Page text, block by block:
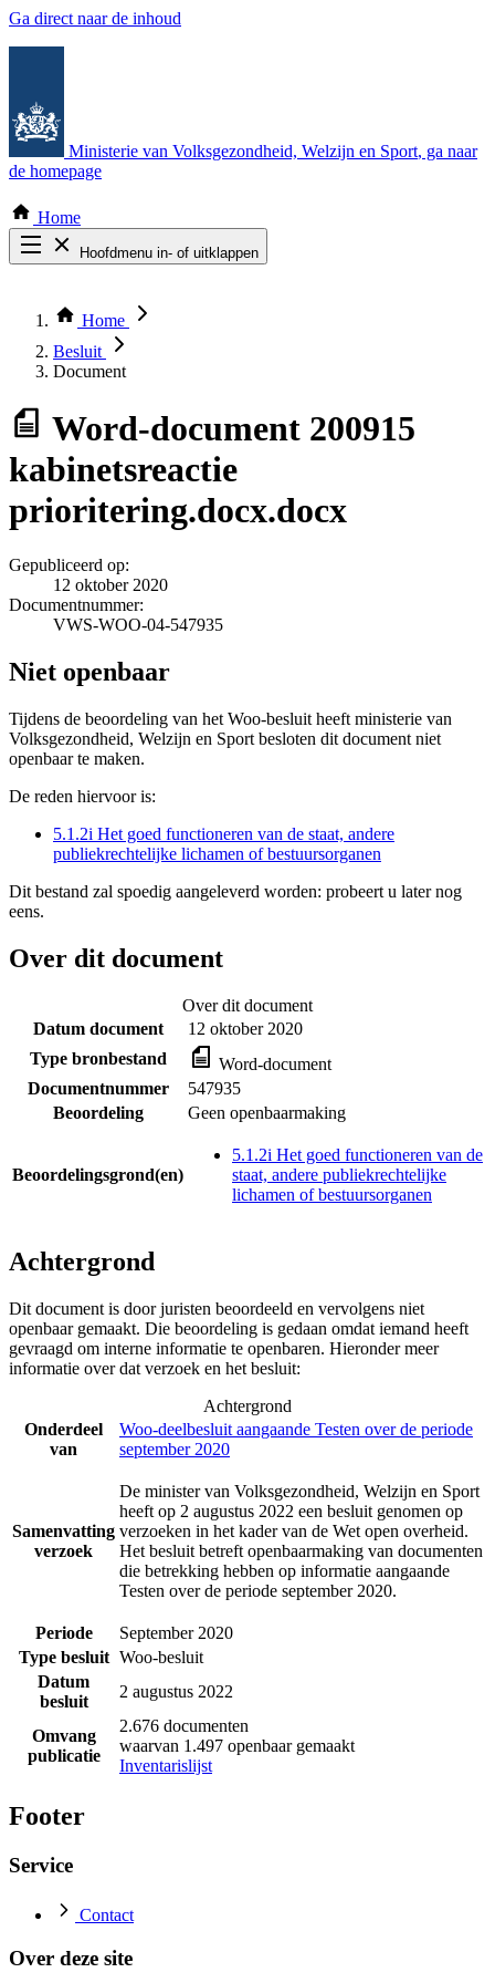
Ga direct naar de inhoud
Ministerie van Volksgezondheid, Welzijn en Sport, ga naar
de homepage
Home
Hoofdmenu in- of uitklappen
Thema COVID-19
Bekijk per bestuursorgaan
Home
Besluit
Document
Word-document 200915
kabinetsreactie
prioritering.docx.docx
Gepubliceerd op:
12 oktober 2020
Documentnummer:
VWS-WOO-04-547935
Niet openbaar
Tijdens de beoordeling van het Woo-besluit heeft ministerie van
Volksgezondheid, Welzijn en Sport besloten dit document niet
openbaar te maken.
De reden hiervoor is:
5.1.2i Het goed functioneren van de staat, andere
publiekrechtelijke lichamen of bestuursorganen
Dit bestand zal spoedig aangeleverd worden: probeert u later nog
eens.
Over dit document
Over dit document
Datum document
12 oktober 2020
Type bronbestand
Word-document
Documentnummer
547935
Beoordeling
Geen openbaarmaking
Beoordelingsgrond(en)
5.1.2i Het goed functioneren van de
staat, andere publiekrechtelijke
lichamen of bestuursorganen
Achtergrond
Dit document is door juristen beoordeeld en vervolgens niet
openbaar gemaakt. Die beoordeling is gedaan omdat iemand heeft
gevraagd om interne informatie te openbaren. Hieronder meer
informatie over dat verzoek en het besluit:
Achtergrond
Onderdeel
van
Woo-deelbesluit aangaande Testen over de periode
september 2020
Samenvatting
verzoek
De minister van Volksgezondheid, Welzijn en Sport
heeft op 2 augustus 2022 een besluit genomen op
verzoeken in het kader van de Wet open overheid.
Het besluit betreft openbaarmaking van documenten
die betrekking hebben op informatie aangaande
Testen over de periode september 2020.
Periode
September 2020
Type besluit Woo-besluit
Datum
besluit
2 augustus 2022
Omvang
publicatie
2.676 documenten
waarvan 1.497 openbaar gemaakt
Inventarislijst
Footer
Service
Contact
Over deze site